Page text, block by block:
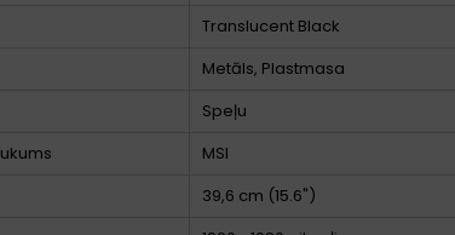
Translucent Black
Metāls, Plastmasa
Speļu
MSI
39,6 cm (15.6")